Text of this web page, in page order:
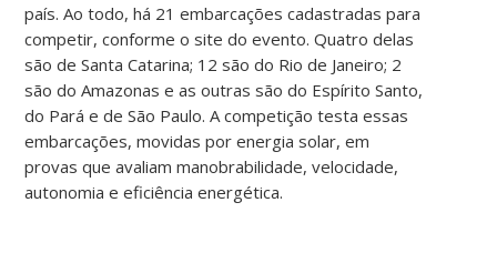
país. Ao todo, há 21 embarcações cadastradas para
competir, conforme o site do evento. Quatro delas
são de Santa Catarina; 12 são do Rio de Janeiro; 2
são do Amazonas e as outras são do Espírito Santo,
do Pará e de São Paulo. A competição testa essas
embarcações, movidas por energia solar, em
provas que avaliam manobrabilidade, velocidade,
autonomia e eficiência energética.